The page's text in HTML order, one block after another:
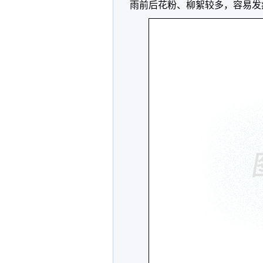
雨前后花粉、柳絮较多，容易